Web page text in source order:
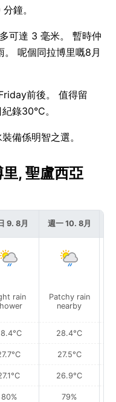
鐘。
可達 3 毫米。 暫時仲
呢個同拉博里嘅8月
前後。 值得留
錄30°C。
備係明智之選。
, 聖盧西亞
9. 8月
rain
80%
週一 10. 8月
Patchy rain
nearby
28.4°C
27.5°C
26.9°C
79%